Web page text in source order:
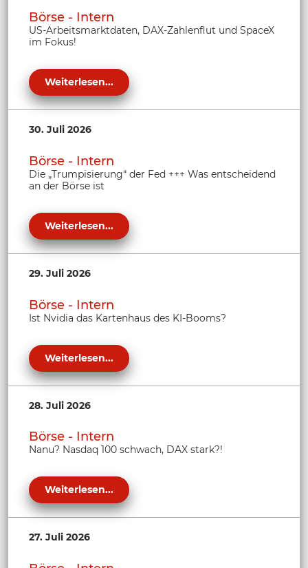
Börse - Intern
US-Arbeitsmarktdaten, DAX-Zahlenflut und SpaceX
im Fokus!
Weiterlesen...
30. Juli 2026
Börse - Intern
Die „Trumpisierung“ der Fed +++ Was entscheidend
an der Börse ist
Weiterlesen...
29. Juli 2026
Börse - Intern
Ist Nvidia das Kartenhaus des KI-Booms?
Weiterlesen...
28. Juli 2026
Börse - Intern
Nanu? Nasdaq 100 schwach, DAX stark?!
Weiterlesen...
27. Juli 2026